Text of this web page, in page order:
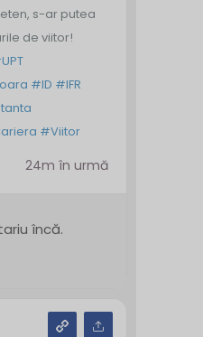
s-ar putea
de viitor!
#ID #IFR
#Viitor
24m în urmă
încă.